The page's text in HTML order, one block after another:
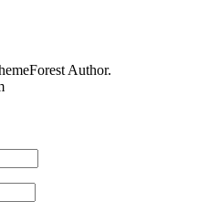
Author.